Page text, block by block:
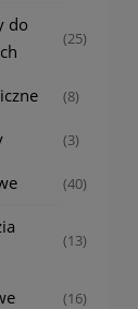
do
(25)
(8)
(3)
(40)
(13)
(16)